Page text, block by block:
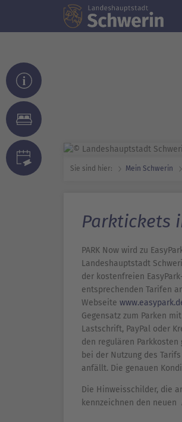
Sie sind hier: Mein Schwerin
Parktickets
PARK Now wird zu
Landeshauptstadt
der kostenfreien
entsprechenden Tarifen
Webseite
Gegensatz zum Parken
Lastschrift, PayPal oder
den regulären
bei der Nutzung des
anfällt. Die genauen
Die Hinweisschilder, die
kennzeichnen den neuen